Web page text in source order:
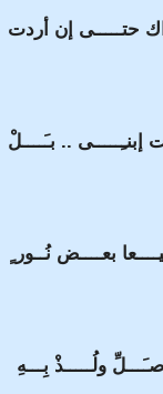
حتـــــى إن أردت
إبنـِـــــى .. بـَــــلْ
بعــــض نُــور
ولُـــــذْ بِـــهِ